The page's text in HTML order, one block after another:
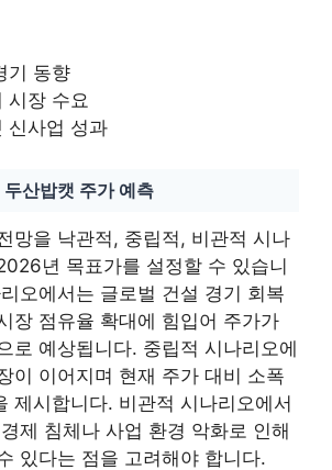
기 동향
시장 수요
신사업 성과
산밥캣 주가 예측
망을 낙관적, 중립적, 비관적 시나
년 목표가를 설정할 수 있습니
오에서는 글로벌 건설 경기 회복
장 점유율 확대에 힘입어 주가가
로 예상됩니다. 중립적 시나리오에
이 이어지며 현재 주가 대비 소폭
제시합니다. 비관적 시나리오에서
제 침체나 사업 환경 악화로 인해
있다는 점을 고려해야 합니다.